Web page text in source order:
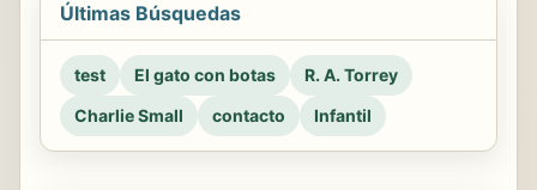
Últimas Búsquedas
test El gato con botas
R. A. Torrey
Charlie Small
contacto Infantil